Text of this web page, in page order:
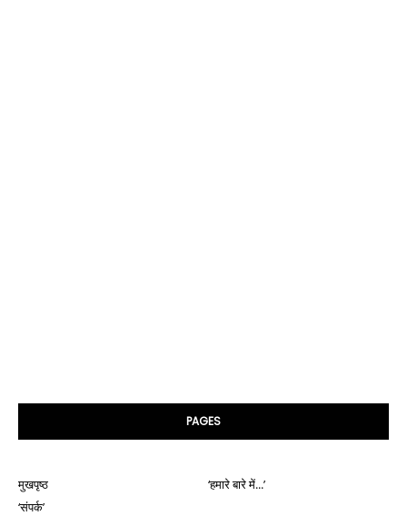
PAGES
मुखपृष्ठ
‘हमारे बारे में...’
‘संपर्क’